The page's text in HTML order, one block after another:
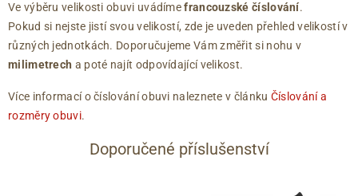
Ve výběru velikosti obuvi uvádímefrancouzské číslování.
Pokud si nejste jistí svou velikostí, zde je uveden přehled velikostí v
různých jednotkách. Doporučujeme Vám změřit si nohu v
milimetrech a poté najít odpovídající velikost.
Více informací o číslování obuvi naleznete v článku Číslování a
rozměry obuvi.
Doporučené příslušenství